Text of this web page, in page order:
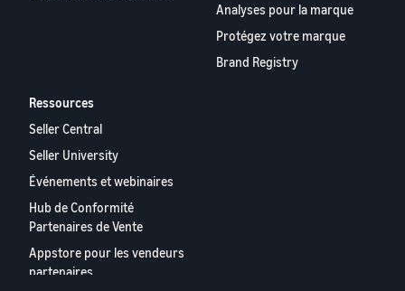
Analyses pour la marque
Protégez votre marque
Brand Registry
Ressources
Seller Central
Seller University
Événements et webinaires
Hub de Conformité
Partenaires de Vente
Appstore pour les vendeurs
partenaires